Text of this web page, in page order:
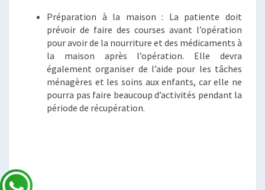
Préparation à la maison : La patiente doit
prévoir de faire des courses avant l’opération
pour avoir de la nourriture et des médicaments à
la maison après l’opération. Elle devra
également organiser de l’aide pour les tâches
ménagères et les soins aux enfants, car elle ne
pourra pas faire beaucoup d’activités pendant la
période de récupération.